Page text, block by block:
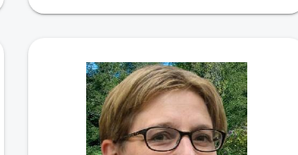
Femme simple, sincère, privilégiant la